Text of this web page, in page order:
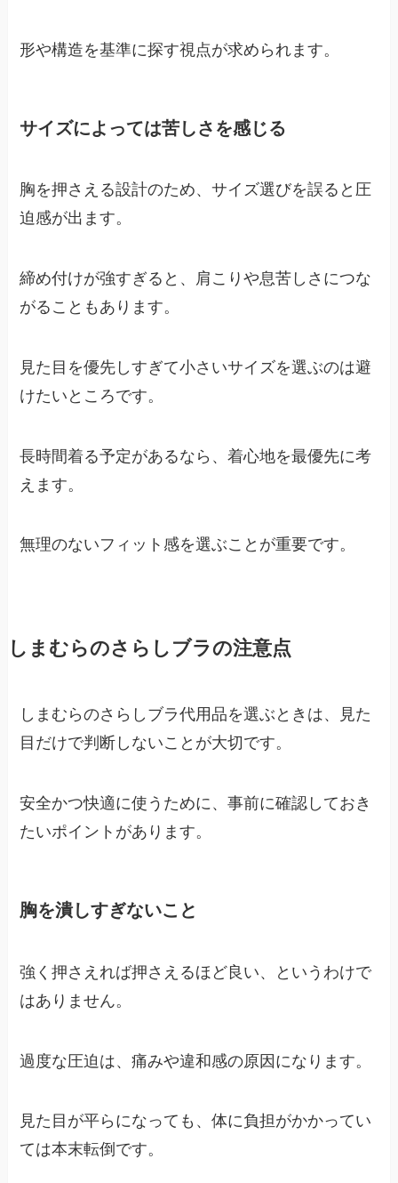
形や構造を基準に探す視点が求められます。
サイズによっては苦しさを感じる
胸を押さえる設計のため、サイズ選びを誤ると圧
迫感が出ます。
締め付けが強すぎると、肩こりや息苦しさにつな
がることもあります。
見た目を優先しすぎて小さいサイズを選ぶのは避
けたいところです。
長時間着る予定があるなら、着心地を最優先に考
えます。
無理のないフィット感を選ぶことが重要です。
しまむらのさらしブラの注意点
しまむらのさらしブラ代用品を選ぶときは、見た
目だけで判断しないことが大切です。
安全かつ快適に使うために、事前に確認しておき
たいポイントがあります。
胸を潰しすぎないこと
強く押さえれば押さえるほど良い、というわけで
はありません。
過度な圧迫は、痛みや違和感の原因になります。
見た目が平らになっても、体に負担がかかってい
ては本末転倒です。